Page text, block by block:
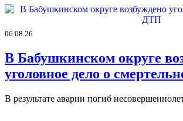
06.08.26
В Бабушкинском округе
уголовное дело о
В результате аварии погиб